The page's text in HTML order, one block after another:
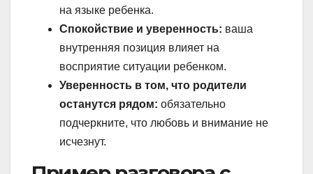
на языке ребенка.
Спокойствие и уверенность: ваша
внутренняя позиция влияет на
восприятие ситуации ребенком.
Уверенность в том, что родители
останутся рядом: обязательно
подчеркните, что любовь и внимание не
исчезнут.